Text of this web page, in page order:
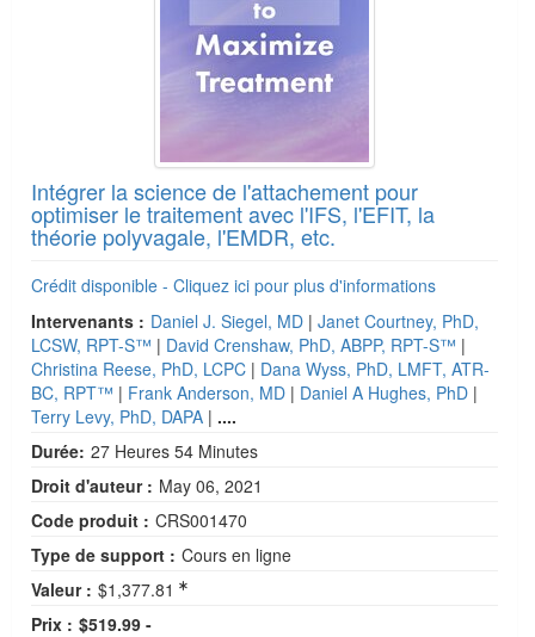
Intégrer la science de l'attachement pour
optimiser le traitement avec l'IFS, l'EFIT, la
théorie polyvagale, l'EMDR, etc.
Crédit disponible - Cliquez ici pour plus d'informations
Intervenants : Daniel J. Siegel, MD | Janet Courtney, PhD,
LCSW, RPT-S™ | David Crenshaw, PhD, ABPP, RPT-S™ |
Christina Reese, PhD, LCPC | Dana Wyss, PhD, LMFT, ATR-
BC, RPT™ | Frank Anderson, MD | Daniel A Hughes, PhD |
Terry Levy, PhD, DAPA | ....
Durée: 27 Heures 54 Minutes
Droit d'auteur : May 06, 2021
Code produit : CRS001470
Type de support : Cours en ligne
Valeur : $1,377.81
Prix : $519.99 -